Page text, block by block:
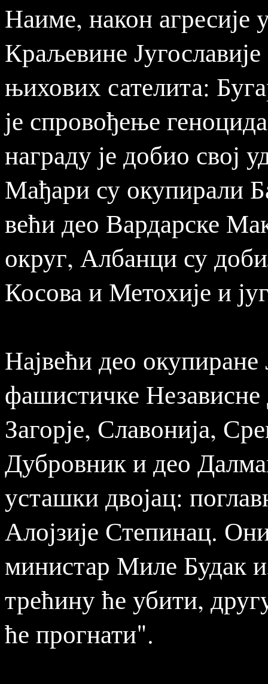
Наиме, након агресије
Краљевине
њихових сателита:
је спровођење
награду је добио свој
Мађари су окупирали
већи део Вардарске
округ, Албанци су
Косова и Метохије и
Највећи део окупиране
фашистичке
Загорје, Славонија,
Дубровник и део
усташки двојац:
Алојзије Степинац.
министар Миле Будак
трећину ће убити,
ће прогнати".